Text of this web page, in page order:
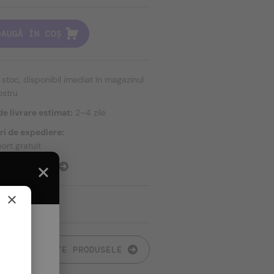
ÎN COȘ
stoc, disponibil imediat în magazinul
livrare estimat: 2–4 zile
de expediere:
gratuit
EXPEDIERE
TOATE PRODUSELE
×